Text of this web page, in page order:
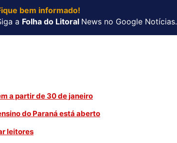
bem informado!
a Folha do Litoral News no Google Notícias.
a partir de 30 de janeiro
do Paraná está aberto
leitores